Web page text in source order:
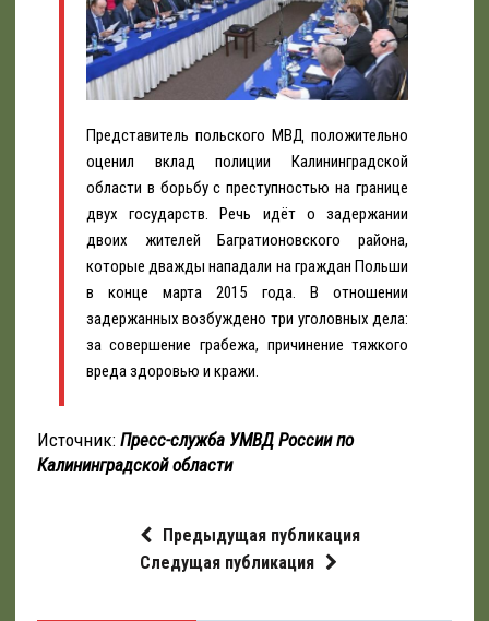
Представитель польского МВД положительно
оценил вклад полиции Калининградской
области в борьбу с преступностью на границе
двух государств. Речь идёт о задержании
двоих жителей Багратионовского района,
которые дважды нападали на граждан Польши
в конце марта 2015 года. В отношении
задержанных возбуждено три уголовных дела:
за совершение грабежа, причинение тяжкого
вреда здоровью и кражи.
Источник: Пресс-служба УМВД России по
Калининградской области
Предыдущая публикация
Следущая публикация